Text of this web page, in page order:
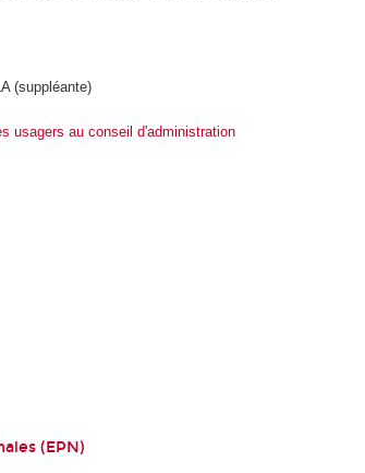
(suppléante)
usagers au conseil d'administration
(EPN)